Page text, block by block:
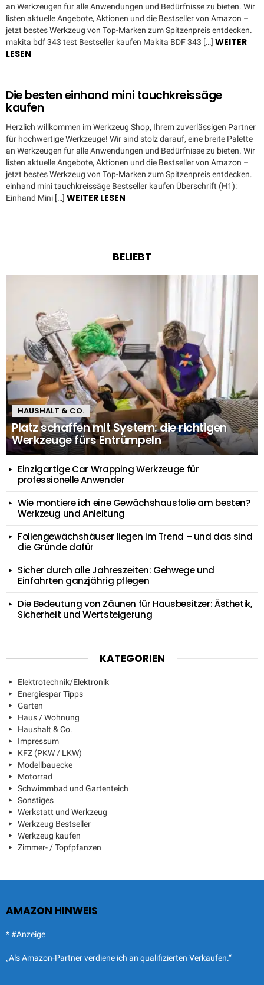
an Werkzeugen für alle Anwendungen und Bedürfnisse zu bieten. Wir
listen aktuelle Angebote, Aktionen und die Bestseller von Amazon –
jetzt bestes Werkzeug von Top-Marken zum Spitzenpreis entdecken.
makita bdf 343 test Bestseller kaufen Makita BDF 343 […] WEITER
LESEN
Die besten einhand mini tauchkreissäge
kaufen
Herzlich willkommen im Werkzeug Shop, Ihrem zuverlässigen Partner
für hochwertige Werkzeuge! Wir sind stolz darauf, eine breite Palette
an Werkzeugen für alle Anwendungen und Bedürfnisse zu bieten. Wir
listen aktuelle Angebote, Aktionen und die Bestseller von Amazon –
jetzt bestes Werkzeug von Top-Marken zum Spitzenpreis entdecken.
einhand mini tauchkreissäge Bestseller kaufen Überschrift (H1):
Einhand Mini […] WEITER LESEN
BELIEBT
HAUSHALT & CO.
Platz schaffen mit System: die richtigen
Werkzeuge fürs Entrümpeln
Einzigartige Car Wrapping Werkzeuge für
professionelle Anwender
Wie montiere ich eine Gewächshausfolie am besten?
Werkzeug und Anleitung
Foliengewächshäuser liegen im Trend – und das sind
die Gründe dafür
Sicher durch alle Jahreszeiten: Gehwege und
Einfahrten ganzjährig pflegen
Die Bedeutung von Zäunen für Hausbesitzer: Ästhetik,
Sicherheit und Wertsteigerung
KATEGORIEN
Elektrotechnik/Elektronik
Energiespar Tipps
Garten
Haus / Wohnung
Haushalt & Co.
Impressum
KFZ (PKW / LKW)
Modellbauecke
Motorrad
Schwimmbad und Gartenteich
Sonstiges
Werkstatt und Werkzeug
Werkzeug Bestseller
Werkzeug kaufen
Zimmer- / Topfpfanzen
AMAZON HINWEIS
* #Anzeige
„Als Amazon-Partner verdiene ich an qualifizierten Verkäufen.“